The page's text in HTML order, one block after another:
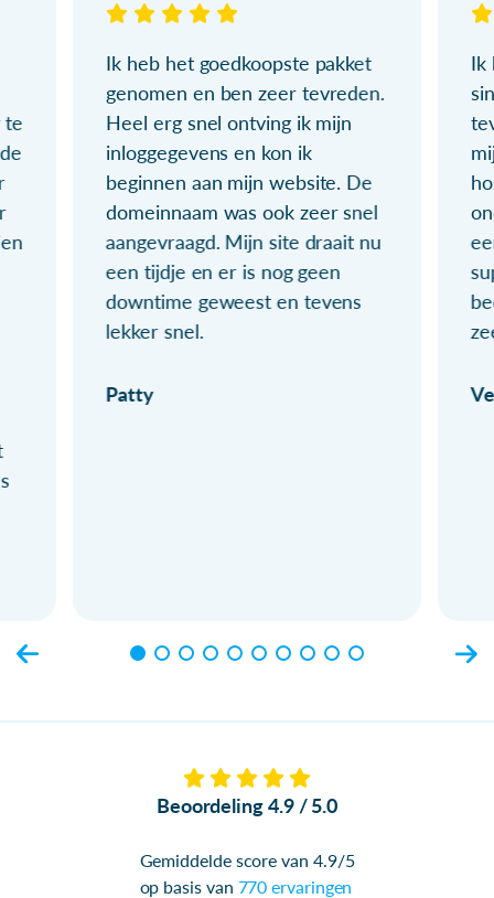
te
Ik heb het goedkoopste pakket
genomen en ben zeer tevreden.
Heel erg snel ontving ik mijn
inloggegevens en kon ik
beginnen aan mijn website. De
domeinnaam was ook zeer snel
aangevraagd. Mijn site draait nu
een tijdje en er is nog geen
downtime geweest en tevens
lekker snel.
Patty
Ik
Beoordeling 4.9 / 5.0
Gemiddelde score van 4.9/5
op basis van 770 ervaringen